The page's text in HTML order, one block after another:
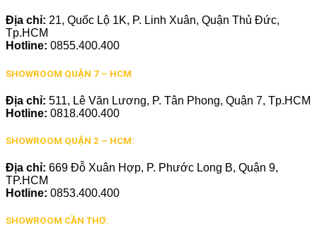
Địa chỉ: 21, Quốc Lộ 1K, P. Linh Xuân, Quận Thủ Đức,
Tp.HCM
Hotline: 0855.400.400
SHOWROOM QUẬN 7 – HCM
Địa chỉ: 511, Lê Văn Lương, P. Tân Phong, Quận 7, Tp.HCM
Hotline: 0818.400.400
SHOWROOM QUẬN 2 – HCM:
Địa chỉ: 669 Đỗ Xuân Hợp, P. Phước Long B, Quận 9,
TP.HCM
Hotline: 0853.400.400
SHOWROOM CẦN THƠ: